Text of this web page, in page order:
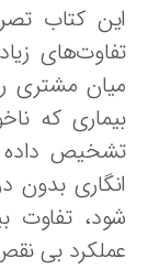
کتاب تصریح
زیادی
مشتری
که
داده می
بدون
تفاوت
بی نقص.